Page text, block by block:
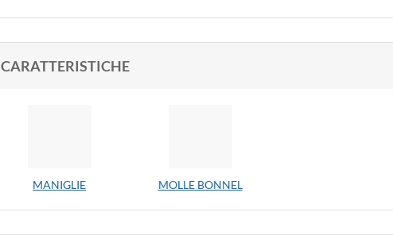
CARATTERISTICHE
MANIGLIE MOLLE BONNEL